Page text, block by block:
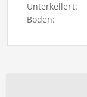
Unterkellert:
Boden: